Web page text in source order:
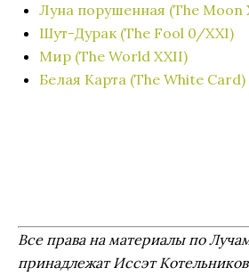
Луна порушенная (The Moon
Шут-Дурак (The Fool 0/XXI)
Мир (The World XXII)
Белая Карта (The White Card)
Все права на материалы по
принадлежат Иссэт